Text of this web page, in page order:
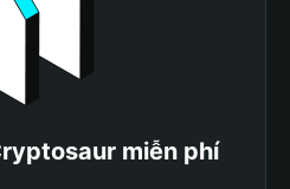
miễn phí